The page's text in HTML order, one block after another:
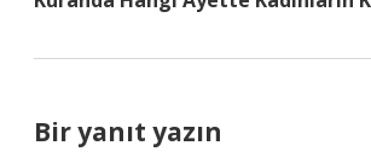
Bir yanıt yazın